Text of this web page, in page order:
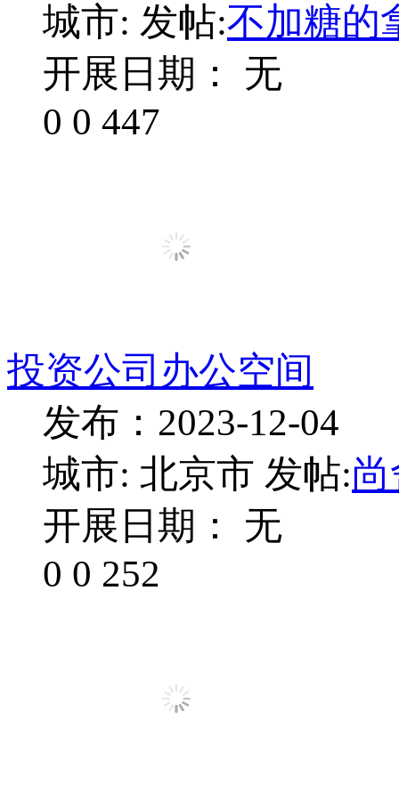
城市: 发帖:不加糖的
开展日期： 无
0 0 447
投资公司办公空间
发布：2023-12-04
城市: 北京市 发帖:
开展日期： 无
0 0 252